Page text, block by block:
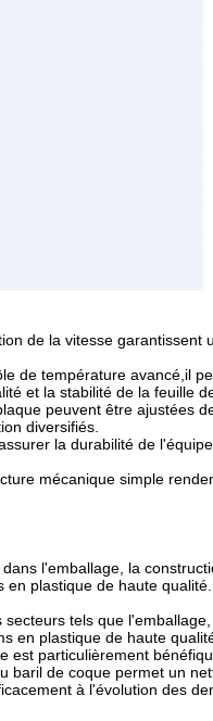
de la vitesse garantissent
de température avancé,il
et la stabilité de la feuille
peuvent être ajustées
diversifiés.
la durabilité de
mécanique simple
l'emballage, la
plastique de haute qualité.
tels que
en plastique de haute
est particulièrement
baril de coque permet un
à l'évolution des